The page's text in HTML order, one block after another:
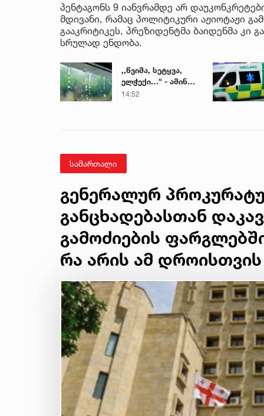
პენტაგონს 9 იანვრამდე არ
მდივანი, რამაც პოლიტიკური აჟიოტაჟი
გააკრიტიკეს, პრეზიდენტმა ბაიდენმა კი
სრულად ენდობა.
,,წვიმა, სეტყვა,
ელჭექი…“ - ამინდი
უარესდება
14:52
სამართალი
გენერალურ
განცხადებასთან
გამოძიების
რა არის ამ